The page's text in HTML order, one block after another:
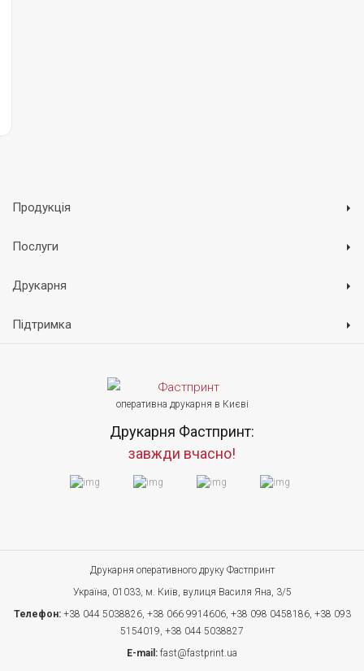
Продукція
Послуги
Друкарня
Підтримка
оперативна друкарня в Києві
Друкарня Фастпринт:
завжди вчасно!
Друкарня оперативного друку Фастпринт
Україна, 01033, м. Київ, вулиця Василя Яна, 3/5
Телефон:+38 044 5038826, +38 066 9914606, +38 098 0458186, +38 093
5154019, +38 044 5038827
E-mail: fast@fastprint.ua